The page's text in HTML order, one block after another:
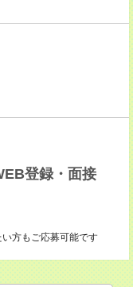
登録・面接
方もご応募可能です